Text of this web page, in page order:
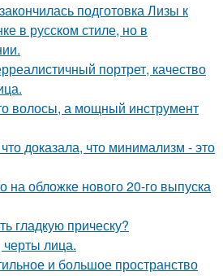
подготовка Лизы к
в русском стиле, но в
портрет, качество
волосы, а мощный инструмент
доказала, что минимализм - это
на обложке нового 20-го выпуска
гладкую прическу?
лица.
и большое пространство